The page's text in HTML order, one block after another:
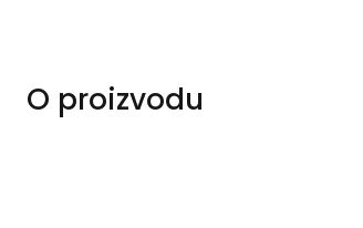
O proizvodu